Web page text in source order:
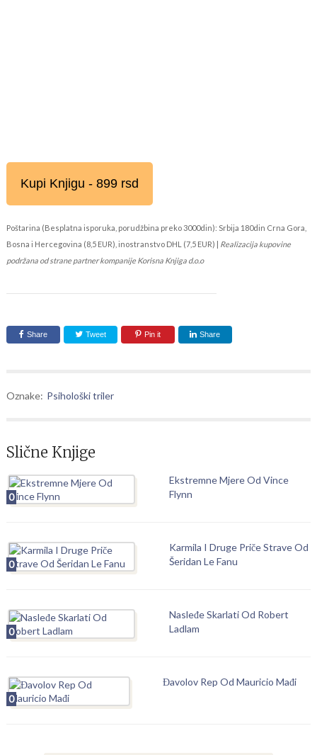
Kupi Knjigu - 899 rsd
Poštarina (Besplatna isporuka, porudžbina preko 3000din): Srbija 180din Crna Gora,
Bosna i Hercegovina (8,5 EUR), inostranstvo DHL (7,5 EUR) | Realizacija kupovine
podržana od strane partner kompanije Korisna Knjiga d.o.o
Share Tweet Pin it Share
Oznake: Psihološki triler
Slične Knjige
0
Ekstremne Mjere Od Vince
Flynn
0
Karmila I Druge Priče Strave Od
Šeridan Le Fanu
0
Nasleđe Skarlati Od Robert
Ladlam
0
Đavolov Rep Od Mauricio Mađi